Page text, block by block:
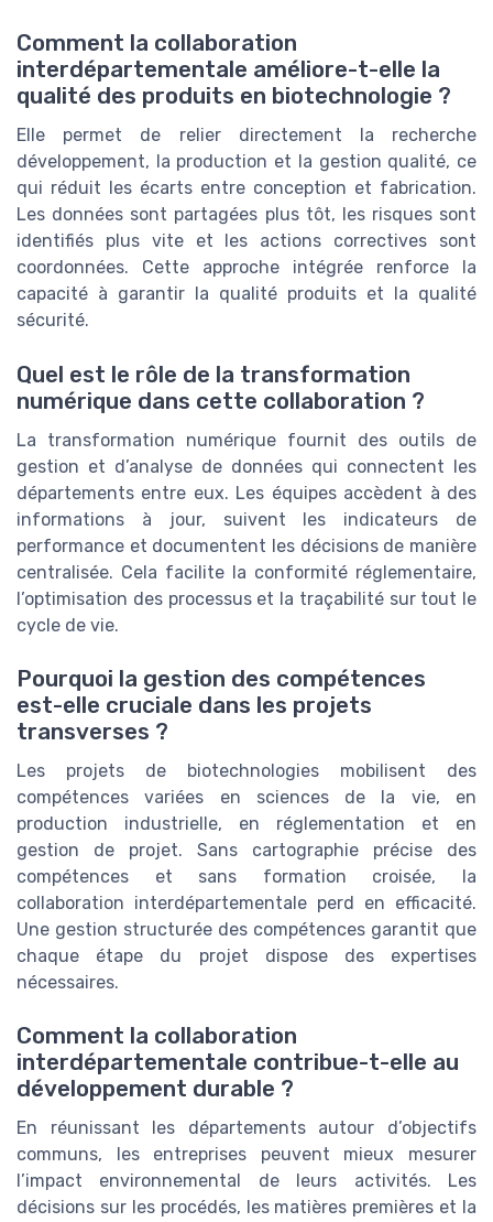
Comment la collaboration
interdépartementale améliore-t-elle la
qualité des produits en biotechnologie ?
Elle permet de relier directement la recherche
développement, la production et la gestion qualité, ce
qui réduit les écarts entre conception et fabrication.
Les données sont partagées plus tôt, les risques sont
identifiés plus vite et les actions correctives sont
coordonnées. Cette approche intégrée renforce la
capacité à garantir la qualité produits et la qualité
sécurité.
Quel est le rôle de la transformation
numérique dans cette collaboration ?
La transformation numérique fournit des outils de
gestion et d’analyse de données qui connectent les
départements entre eux. Les équipes accèdent à des
informations à jour, suivent les indicateurs de
performance et documentent les décisions de manière
centralisée. Cela facilite la conformité réglementaire,
l’optimisation des processus et la traçabilité sur tout le
cycle de vie.
Pourquoi la gestion des compétences
est-elle cruciale dans les projets
transverses ?
Les projets de biotechnologies mobilisent des
compétences variées en sciences de la vie, en
production industrielle, en réglementation et en
gestion de projet. Sans cartographie précise des
compétences et sans formation croisée, la
collaboration interdépartementale perd en efficacité.
Une gestion structurée des compétences garantit que
chaque étape du projet dispose des expertises
nécessaires.
Comment la collaboration
interdépartementale contribue-t-elle au
développement durable ?
En réunissant les départements autour d’objectifs
communs, les entreprises peuvent mieux mesurer
l’impact environnemental de leurs activités. Les
décisions sur les procédés, les matières premières et la